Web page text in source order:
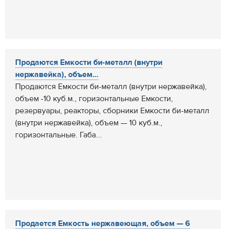
Продаются Емкости би-металл (внутри
нержавейка), объем...
Продаются Емкости би-металл (внутри нержавейка),
объем -10 куб.м., горизонтальные Емкости,
резервуары, реакторы, сборники Емкости би-металл
(внутри нержавейка), объем — 10 куб.м.,
горизонтальные. Габа...
Продается Емкость нержавеющая, объем — 6